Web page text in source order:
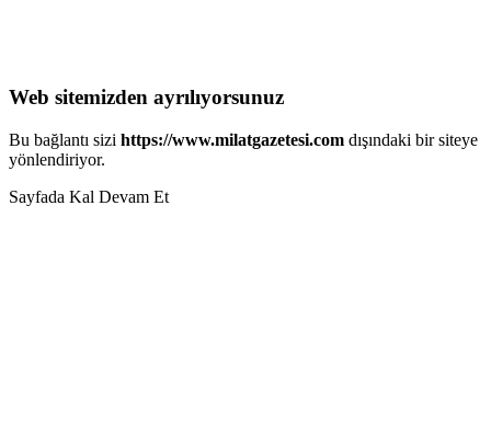
Web sitemizden ayrılıyorsunuz
Bu bağlantı sizi https://www.milatgazetesi.com dışındaki bir siteye
yönlendiriyor.
Sayfada Kal Devam Et